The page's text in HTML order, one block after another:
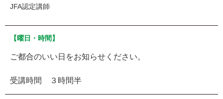
JFA認定講師
【曜日・時間】
ご都合のいい日をお知らせください。
受講時間 ３時間半